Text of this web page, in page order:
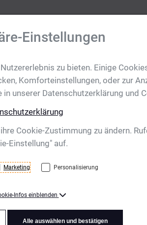
Shop für CH/FL
Einstellungen
zu bieten. Einige
Komforteinstellungen, oder zur
unserer Datenschutzerklärung und
Cookie-Zustimmung zu ändern.
Einstellung" auf.
Marketing Personalisierung
Infos einblenden
Alle auswählen und bestätigen